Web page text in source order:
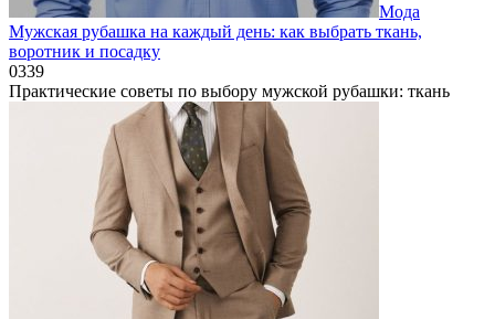
Мода
Мужская рубашка на каждый день: как выбрать ткань,
воротник и посадку
0339
Практические советы по выбору мужской рубашки: ткань